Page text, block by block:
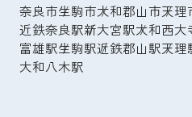
奈良市生駒市大和郡山市天理
近鉄奈良駅新大宮駅大和西大
富雄駅生駒駅近鉄郡山駅天理
大和八木駅